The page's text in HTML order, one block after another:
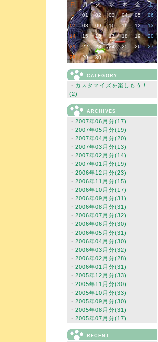
日 月 火 水 木 金
土
-
01 02 03 04 05
06
07
08 09 10 11 12
13
14
15 16 17 18 19
20
21
22 23 24 25 26
27
28
29 30 - - - -
CATEGORY
・ カスタマイズを楽しもう！
(2)
ARCHIVES
・ 2007年06月分(17)
・ 2007年05月分(19)
・ 2007年04月分(20)
・ 2007年03月分(13)
・ 2007年02月分(14)
・ 2007年01月分(19)
・ 2006年12月分(23)
・ 2006年11月分(15)
・ 2006年10月分(17)
・ 2006年09月分(31)
・ 2006年08月分(31)
・ 2006年07月分(32)
・ 2006年06月分(30)
・ 2006年05月分(31)
・ 2006年04月分(30)
・ 2006年03月分(32)
・ 2006年02月分(28)
・ 2006年01月分(31)
・ 2005年12月分(33)
・ 2005年11月分(30)
・ 2005年10月分(33)
・ 2005年09月分(30)
・ 2005年08月分(31)
・ 2005年07月分(17)
RECENT